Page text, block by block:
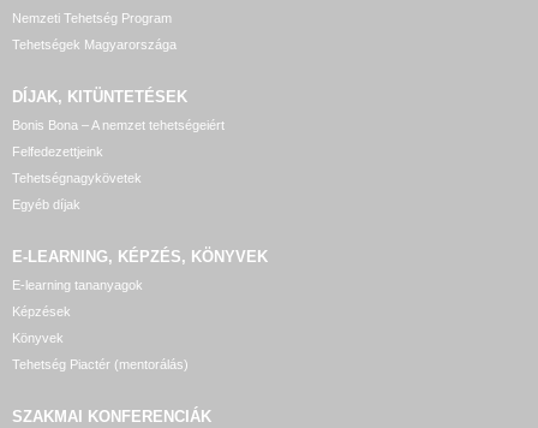
Nemzeti Tehetség Program
Tehetségek Magyarországa
DÍJAK, KITÜNTETÉSEK
Bonis Bona – A nemzet tehetségeiért
Felfedezettjeink
Tehetségnagykövetek
Egyéb díjak
E-LEARNING, KÉPZÉS, KÖNYVEK
E-learning tananyagok
Képzések
Könyvek
Tehetség Piactér (mentorálás)
SZAKMAI KONFERENCIÁK